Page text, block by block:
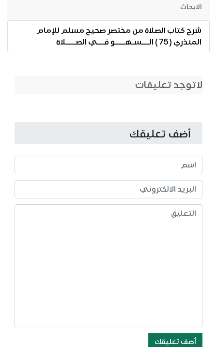
الابحاث
شرح كتاب الصلاة من مختصر صحيح مسلم للإمام
المنذري ( 75 ) الـــسـهــــو فـــي الصــــلاة
لاتوجد تعليقات
أضف تعليقك
أضف تعليقك